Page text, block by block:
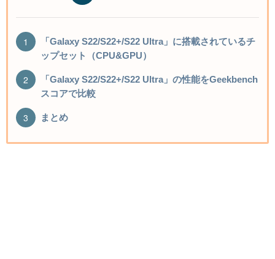
「Galaxy S22/S22+/S22 Ultra」に搭載されているチ
ップセット（CPU&GPU）
「Galaxy S22/S22+/S22 Ultra」の性能をGeekbench
スコアで比較
まとめ